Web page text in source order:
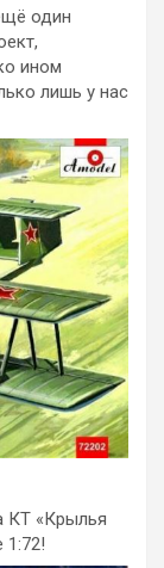
один
ином
лишь у нас
КТ «Крылья
1:72!